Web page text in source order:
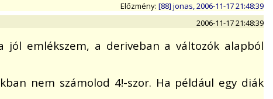
Előzmény: [88] jonas, 2006-11-17 21:48:39
2006-11-17 21:48:39
emlékszem, a deriveban a változók alapból
nem számolod 4!-szor. Ha például egy diák